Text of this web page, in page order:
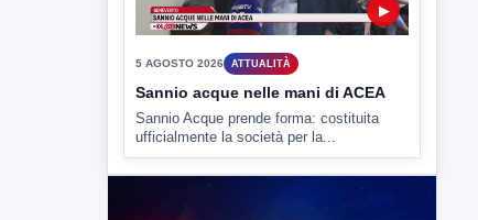
Sannio acque nelle mani di ACEA
Sannio Acque prende forma: costituita
ufficialmente la società per la...